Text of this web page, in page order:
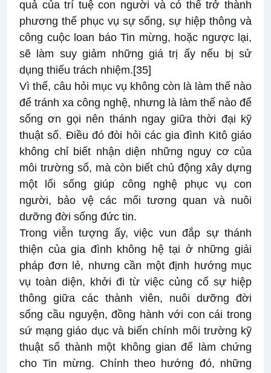
quả của trí tuệ con người và có thể trở thành
phương thế phục vụ sự sống, sự hiệp thông và
công cuộc loan báo Tin mừng, hoặc ngược lại,
sẽ làm suy giảm những giá trị ấy nếu bị sử
dụng thiếu trách nhiệm.[35]
Vì thế, câu hỏi mục vụ không còn là làm thế nào
để tránh xa công nghệ, nhưng là làm thế nào để
sống ơn gọi nên thánh ngay giữa thời đại kỹ
thuật số. Điều đó đòi hỏi các gia đình Kitô giáo
không chỉ biết nhận diện những nguy cơ của
môi trường số, mà còn biết chủ động xây dựng
một lối sống giúp công nghệ phục vụ con
người, bảo vệ các mối tương quan và nuôi
dưỡng đời sống đức tin.
Trong viễn tượng ấy, việc vun đắp sự thánh
thiện của gia đình không hệ tại ở những giải
pháp đơn lẻ, nhưng cần một định hướng mục
vụ toàn diện, khởi đi từ việc củng cố sự hiệp
thông giữa các thành viên, nuôi dưỡng đời
sống cầu nguyện, đồng hành với con cái trong
sứ mạng giáo dục và biến chính môi trường kỹ
thuật số thành một không gian để làm chứng
cho Tin mừng. Chính theo hướng đó, những